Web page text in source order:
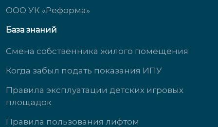
ООО УК «Реформа»
База знаний
Смена собственника жилого помещения
Когда забыл подать показания ИПУ
Правила эксплуатации детских игровых
площадок
Правила пользования лифтом